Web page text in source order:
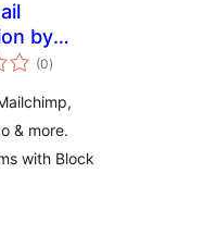
by
(0puntuacions
totals
)
& more.
with Block